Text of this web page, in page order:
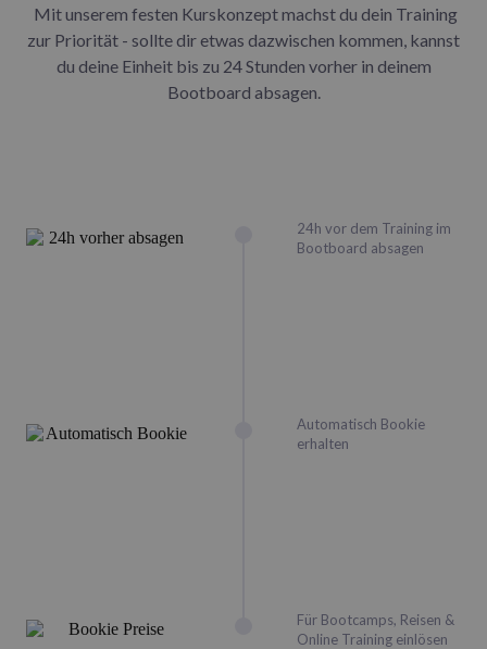
Mit unserem festen Kurskonzept machst du dein Training
zur Priorität - sollte dir etwas dazwischen kommen, kannst
du deine Einheit bis zu 24 Stunden vorher in deinem
Bootboard absagen.
24h vor dem Training im
Bootboard absagen
Automatisch Bookie
erhalten
Für Bootcamps, Reisen &
Online Training einlösen